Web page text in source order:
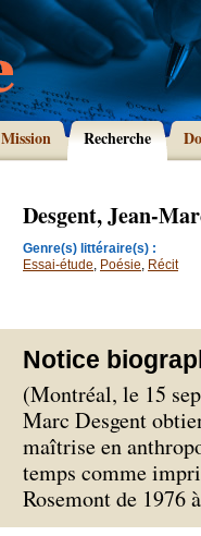
Mission Recherche
Desgent, Jean-
Genre(s) littéraire(s) :
Essai-étude, Poésie, Récit
Notice
(Montréal, le 15
Marc Desgent
maîtrise en
temps comme
Rosemont de 1976